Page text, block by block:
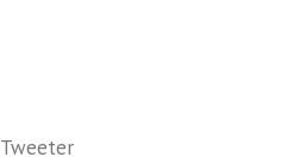
Tweeter